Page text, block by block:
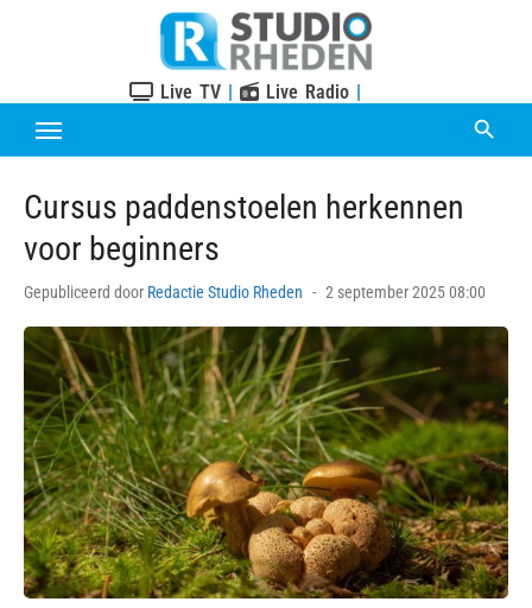
Live TV | Live Radio |
Cursus paddenstoelen herkennen
voor beginners
Gepubliceerd door Redactie Studio Rheden
Posted
2 september 2025 08:00